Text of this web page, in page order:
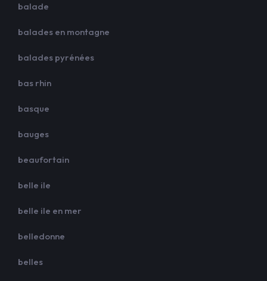
balade
balades en montagne
balades pyrénées
bas rhin
basque
bauges
beaufortain
belle ile
belle ile en mer
belledonne
belles